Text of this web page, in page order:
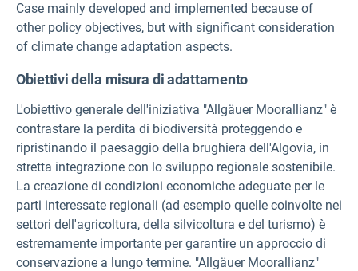
Case mainly developed and implemented because of
other policy objectives, but with significant consideration
of climate change adaptation aspects.
Obiettivi della misura di adattamento
L'obiettivo generale dell'iniziativa "Allgäuer Moorallianz" è
contrastare la perdita di biodiversità proteggendo e
ripristinando il paesaggio della brughiera dell'Algovia, in
stretta integrazione con lo sviluppo regionale sostenibile.
La creazione di condizioni economiche adeguate per le
parti interessate regionali (ad esempio quelle coinvolte nei
settori dell'agricoltura, della silvicoltura e del turismo) è
estremamente importante per garantire un approccio di
conservazione a lungo termine. "Allgäuer Moorallianz"